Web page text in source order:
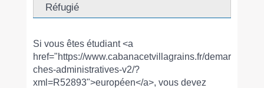
Réfugié
Si vous êtes étudiant <a
href="https://www.cabanacetvillagrains.fr/demar
ches-administratives-v2/?
xml=R52893">européen</a>, vous devez